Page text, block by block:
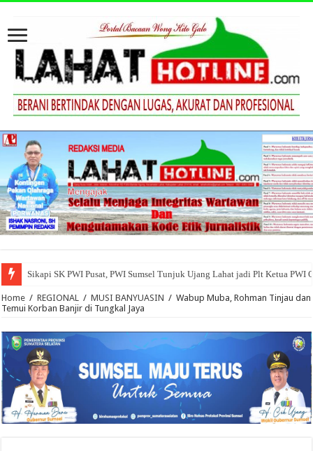
Sikapi SK PWI Pusat, PWI Sumsel Tunjuk Ujang Lahat jadi Plt Ketua PWI
Home / REGIONAL / MUSI BANYUASIN / Wabup Muba, Rohman Tinjau dan
Temui Korban Banjir di Tungkal Jaya